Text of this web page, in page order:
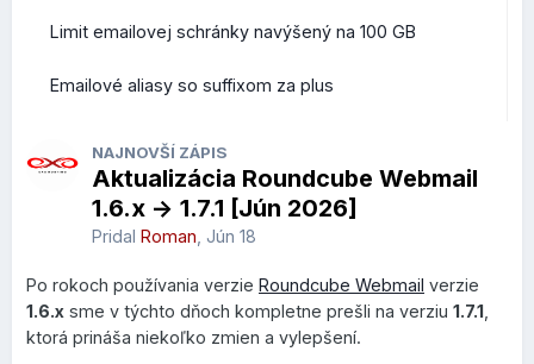
Limit emailovej schránky navýšený na 100 GB
Emailové aliasy so suffixom za plus
NAJNOVŠÍ ZÁPIS
Aktualizácia Roundcube Webmail
1.6.x -> 1.7.1 [Jún 2026]
Pridal Roman Jún 18
Po rokoch používania verzie Roundcube Webmail verzie
1.6.x sme v týchto dňoch kompletne prešli na verziu 1.7.1
ktorá prináša niekoľko zmien a vylepšení.